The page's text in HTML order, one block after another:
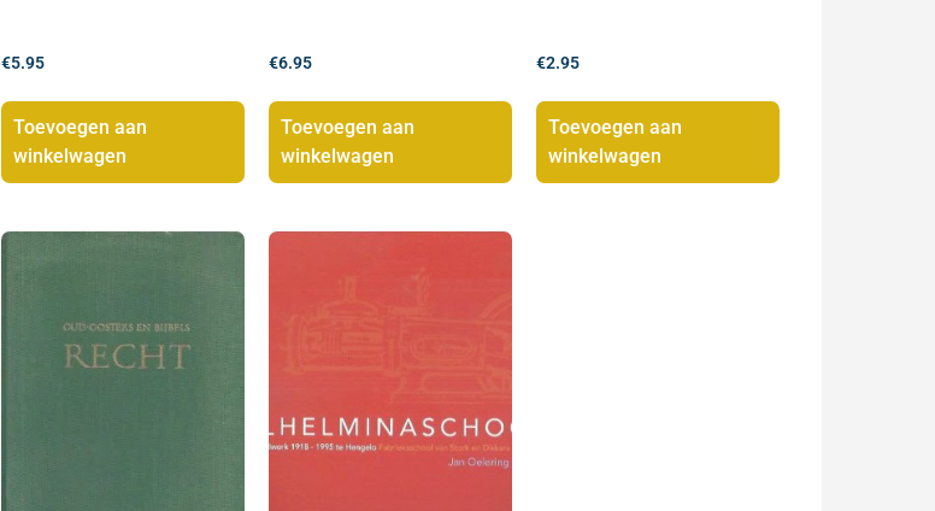
€5.95
Toevoegen aan
winkelwagen
€6.95
Toevoegen aan
winkelwagen
€2.95
Toevoegen aan
winkelwagen